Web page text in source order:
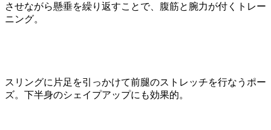
させながら懸垂を繰り返すことで、腹筋と腕力が付くトレー
ニング。
スリングに片足を引っかけて前腿のストレッチを行なうポー
ズ。下半身のシェイプアップにも効果的。